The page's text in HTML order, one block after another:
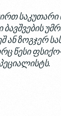
საკუთარი
ზოგჯერ
წესი